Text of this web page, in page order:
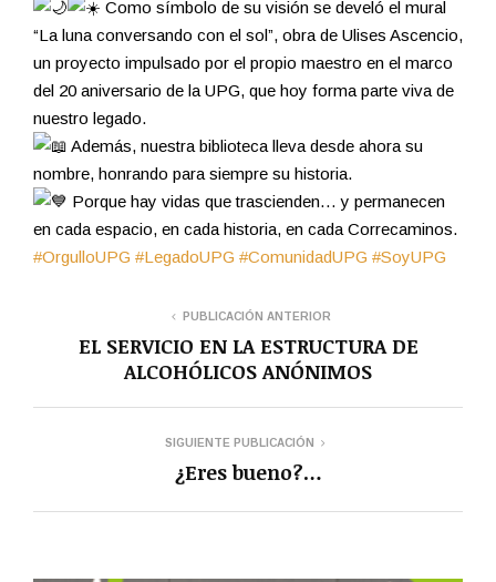
Como símbolo de su visión se develó el mural
“La luna conversando con el sol”, obra de Ulises Ascencio,
un proyecto impulsado por el propio maestro en el marco
del 20 aniversario de la UPG, que hoy forma parte viva de
nuestro legado.
Además, nuestra biblioteca lleva desde ahora su
nombre, honrando para siempre su historia.
Porque hay vidas que trascienden… y permanecen
en cada espacio, en cada historia, en cada Correcaminos.
#OrgulloUPG #LegadoUPG #ComunidadUPG #SoyUPG
PUBLICACIÓN ANTERIOR
EL SERVICIO EN LA ESTRUCTURA DE
ALCOHÓLICOS ANÓNIMOS
SIGUIENTE PUBLICACIÓN
¿Eres bueno?…